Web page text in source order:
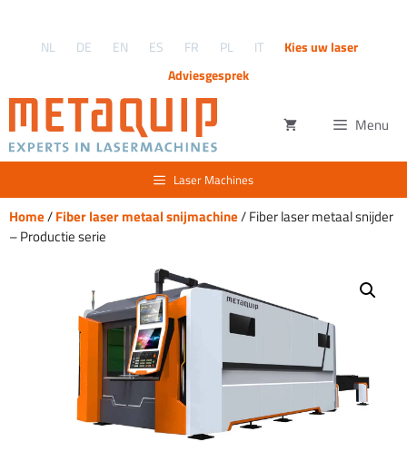
NL DE EN ES FR PL IT
Kies uw laser
Adviesgesprek
Menu
Laser Machines
Home/Fiber laser metaal snijmachine/ Fiber laser metaal snijder
– Productie serie